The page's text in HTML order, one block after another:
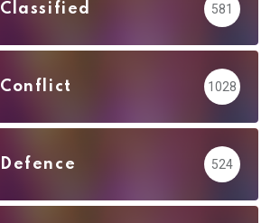
Classified 581
Conflict 1028
Defence 524